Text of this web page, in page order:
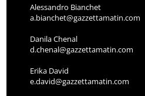
Alessandro Bianchet
a.bianchet@gazzettamatin.com
Danila Chenal
d.chenal@gazzettamatin.com
Erika David
e.david@gazzettamatin.com